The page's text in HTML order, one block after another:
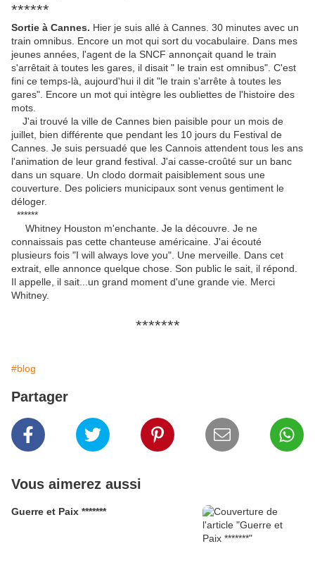
******
Sortie à Cannes. Hier je suis allé à Cannes. 30 minutes avec un
train omnibus. Encore un mot qui sort du vocabulaire. Dans mes
jeunes années, l'agent de la SNCF annonçait quand le train
s'arrêtait à toutes les gares, il disait " le train est omnibus". C'est
fini ce temps-là, aujourd'hui il dit "le train s'arrête à toutes les
gares". Encore un mot qui intègre les oubliettes de l'histoire des
mots.
J'ai trouvé la ville de Cannes bien paisible pour un mois de
juillet, bien différente que pendant les 10 jours du Festival de
Cannes. Je suis persuadé que les Cannois attendent tous les ans
l'animation de leur grand festival. J'ai casse-croûté sur un banc
dans un square. Un clodo dormait paisiblement sous une
couverture. Des policiers municipaux sont venus gentiment le
déloger.
******
Whitney Houston m'enchante. Je la découvre. Je ne
connaissais pas cette chanteuse américaine. J'ai écouté
plusieurs fois "I will always love you". Une merveille. Dans cet
extrait, elle annonce quelque chose. Son public le sait, il répond.
Il appelle, il sait...un grand moment d'une grande vie. Merci
Whitney.
*******
#blog
Partager
Vous aimerez aussi
Guerre et Paix *******